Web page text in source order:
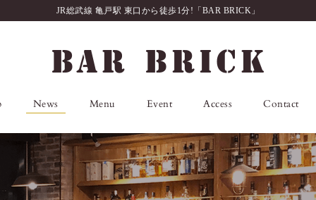
JR総武線 亀戸駅 東口から徒歩1分!「BAR BRICK」
News Menu Event Access Contact